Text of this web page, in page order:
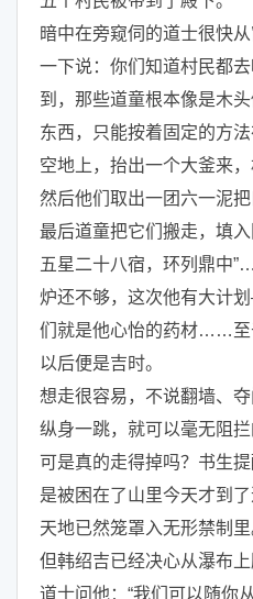
暗中在旁窥伺的道士很快
一下说：你们知道村民都
到，那些道童根本像是木
东西，只能按着固定的方
空地上，抬出一个大釜来
然后他们取出一团六一泥
最后道童把它们搬走，填
五星二十八宿，环列鼎中
炉还不够，这次他有大计
们就是他心怡的药材……至
以后便是吉时。
想走很容易，不说翻墙、
纵身一跳，就可以毫无阻拦
可是真的走得掉吗？书生
是被困在了山里今天才到
天地已然笼罩入无形禁制里
但韩绍吉已经决心从瀑布上
道士问他：“我们可以随你